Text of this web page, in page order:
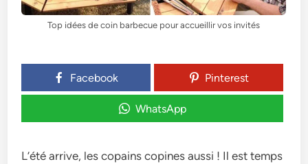
Top idées de coin barbecue pour accueillir vos invités
Facebook Pinterest
WhatsApp
L’été arrive, les copains copines aussi ! Il est temps